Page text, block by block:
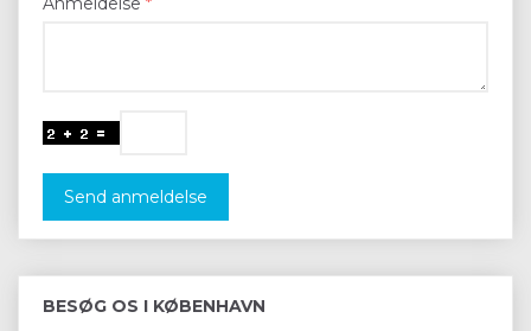
Send anmeldelse
BESØG OS I KØBENHAVN